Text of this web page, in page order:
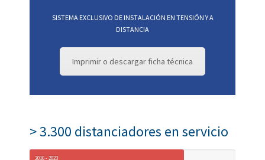
SISTEMA EXCLUSIVO DE INSTALACIÓN EN TENSIÓN Y A
DISTANCIA
Imprimir o descargar ficha técnica
> 3.300 distanciadores en servicio
2016 - 2023